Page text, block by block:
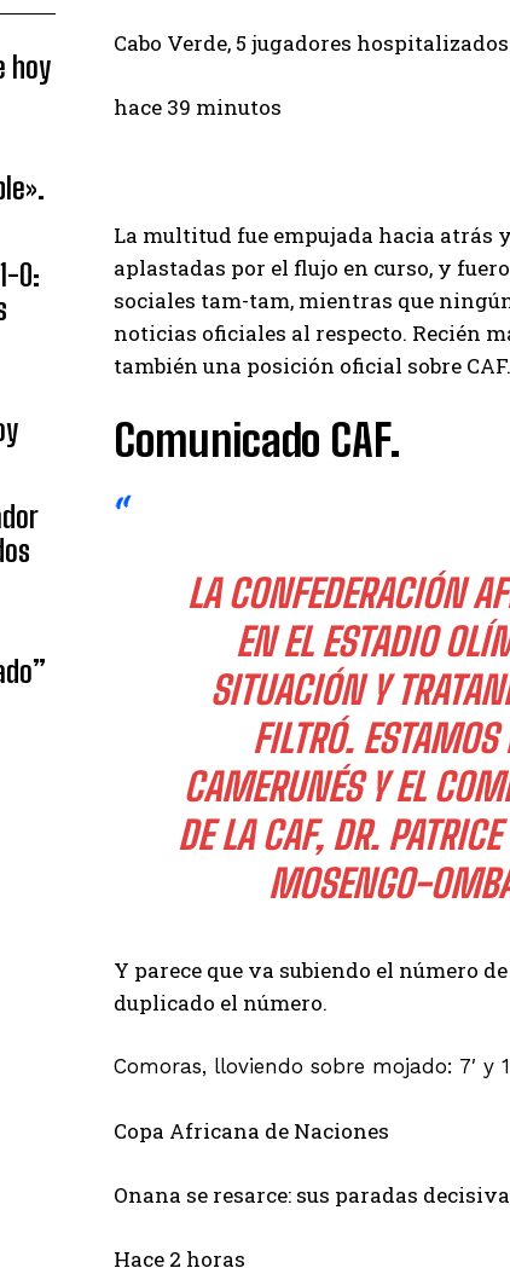
I've read and accept the Privacy
Emet
hoy
0:
Cabo Verde, 5 jugadores
hace 39 minutos
La multitud fue empujada hacia atrás
aplastadas por el flujo en curso, y
sociales tam-tam, mientras que
noticias oficiales al respecto. Recién
también una posición oficial sobre CAF.
Comunicado CAF.
LA CONFEDERACIÓN
EN EL ESTADIO
SITUACIÓN Y
FILTRÓ.
CAMERUNÉS Y EL
DE LA CAF, DR.
MOSENGO-
Y parece que va subiendo el número
duplicado el número.
Comoras, lloviendo sobre mojado: 7′ y
Copa Africana de Naciones
Onana se resarce: sus paradas
Hace 2 horas